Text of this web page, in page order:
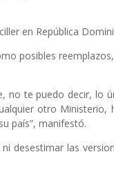
en República
posibles
no te puedo decir, lo
otro Ministerio,
país”, manifestó.
desestimar las